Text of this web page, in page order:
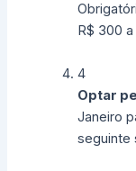
R$ 300
4
Optar
Janeiro
seguinte